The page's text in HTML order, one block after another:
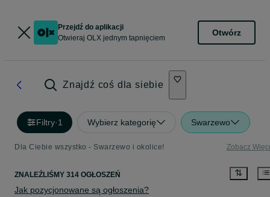
Przejdź do aplikacji
Otwieraj OLX jednym tapnięciem
Otwórz
Znajdź coś dla siebie
Filtry·1 Wybierz kategorię Swarzewo
Dla Ciebie wszystko - Swarzewo i okolice! Zobacz
ZNALEŹLIŚMY 314 OGŁOSZEŃ
Jak pozycjonowane są ogłoszenia?